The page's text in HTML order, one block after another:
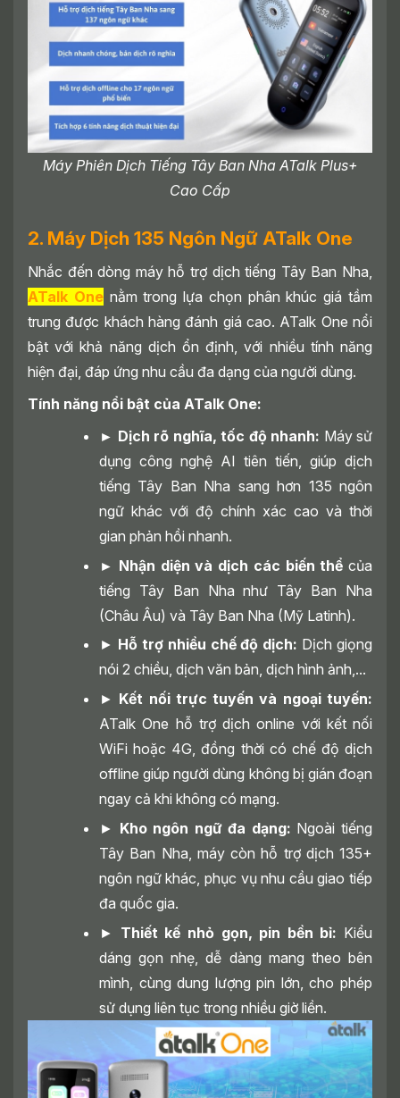
Máy Phiên Dịch Tiếng Tây Ban Nha ATalk Plus+
Cao Cấp
2. Máy Dịch 135 Ngôn Ngữ ATalk One
Nhắc đến dòng máy hỗ trợ dịch tiếng Tây Ban Nha,
ATalk Onenằm trong lựa chọn phân khúc giá tầm
trung được khách hàng đánh giá cao. ATalk One nổi
bật với khả năng dịch ổn định, với nhiều tính năng
hiện đại, đáp ứng nhu cầu đa dạng của người dùng.
Tính năng nổi bật của ATalk One:
► Dịch rõ nghĩa, tốc độ nhanh: Máy sử
dụng công nghệ AI tiên tiến, giúp dịch
tiếng Tây Ban Nha sang hơn 135 ngôn
ngữ khác với độ chính xác cao và thời
gian phản hồi nhanh.
► Nhận diện và dịch các biến thể của
tiếng Tây Ban Nha như Tây Ban Nha
(Châu Âu) và Tây Ban Nha (Mỹ Latinh).
► Hỗ trợ nhiều chế độ dịch: Dịch giọng
nói 2 chiều, dịch văn bản, dịch hình ảnh,...
► Kết nối trực tuyến và ngoại tuyến:
ATalk One hỗ trợ dịch online với kết nối
WiFi hoặc 4G, đồng thời có chế độ dịch
offline giúp người dùng không bị gián đoạn
ngay cả khi không có mạng.
► Kho ngôn ngữ đa dạng: Ngoài tiếng
Tây Ban Nha, máy còn hỗ trợ dịch 135+
ngôn ngữ khác, phục vụ nhu cầu giao tiếp
đa quốc gia.
►
Thiết kế nhỏ gọn, pin bền bỉ: Kiểu
dáng gọn nhẹ, dễ dàng mang theo bên
mình, cùng dung lượng pin lớn, cho phép
sử dụng liên tục trong nhiều giờ liền.